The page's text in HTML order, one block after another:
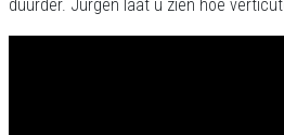
duurder. Jurgen laat u zien hoe